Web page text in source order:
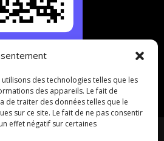
des technologies telles que les
des appareils. Le fait de
de traiter des données telles que le
sur ce site. Le fait de ne pas consentir
effet négatif sur certaines